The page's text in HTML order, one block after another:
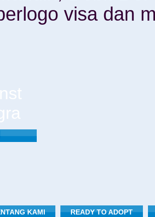
visa dan
KAMI READY TO ADOPT